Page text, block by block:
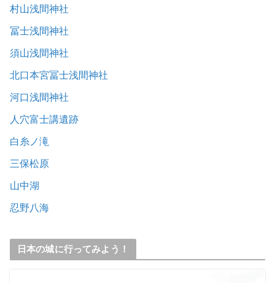
村山浅間神社
冨士浅間神社
須山浅間神社
北口本宮冨士浅間神社
河口浅間神社
人穴富士講遺跡
白糸ノ滝
三保松原
山中湖
忍野八海
日本の城に行ってみよう！